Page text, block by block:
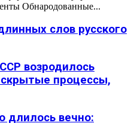
Обнародованные...
слов русского
возродилось
процессы,
длилось вечно: